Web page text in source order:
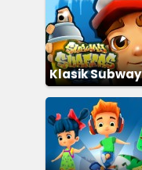
Klasik Subway
Surfers